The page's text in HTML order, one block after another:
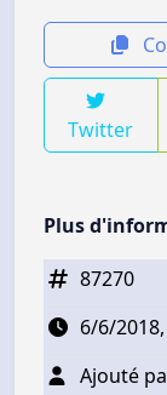
Twitter
Plus
87270
6/6/
Ajouté